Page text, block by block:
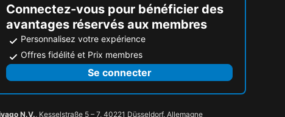
Connectez-vous pour bénéficier des
avantages réservés aux membres
Personnalisez votre expérience
Offres fidélité et Prix membres
Se connecter
N.V., Kesselstraße 5 – 7, 40221 Düsseldorf, Allemagne